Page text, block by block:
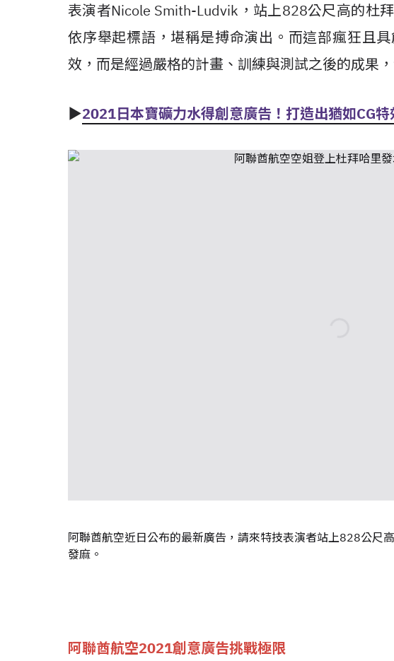
表演者Nicole Smith-Ludvik，站上828公尺高的杜
依序舉起標語，堪稱是搏命演出。而這部瘋狂且
效，而是經過嚴格的計畫、訓練與測試之後的成果
▶2021日本寶礦力水得創意廣告！打造出猶如CG
阿聯酋航空近日公布的最新廣告，請來特技表演者站上828公尺
發麻。
阿聯酋航空2021創意廣告挑戰極限